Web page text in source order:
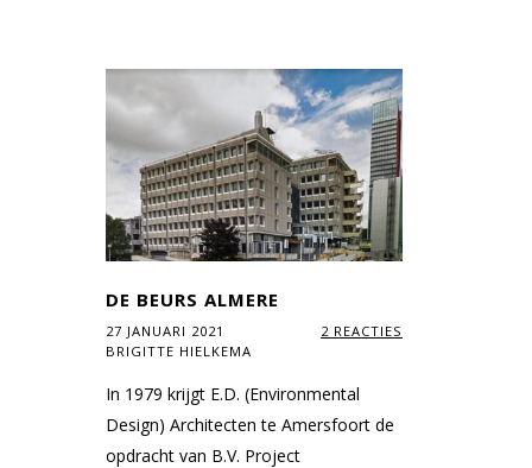
DE BEURS ALMERE
27 JANUARI 2021
2 REACTIES
BRIGITTE HIELKEMA
In 1979 krijgt E.D. (Environmental
Design) Architecten te Amersfoort de
opdracht van B.V. Project